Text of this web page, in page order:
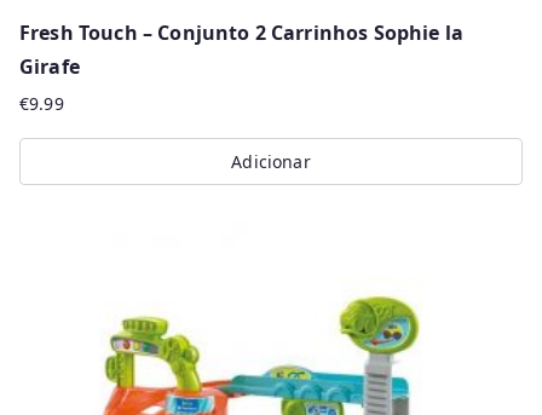
Fresh Touch – Conjunto 2 Carrinhos Sophie la
Girafe
€9.99
Adicionar